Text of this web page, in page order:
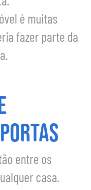
é muitas
fazer parte da
entre os
casa.